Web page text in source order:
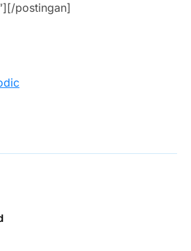
postingan]